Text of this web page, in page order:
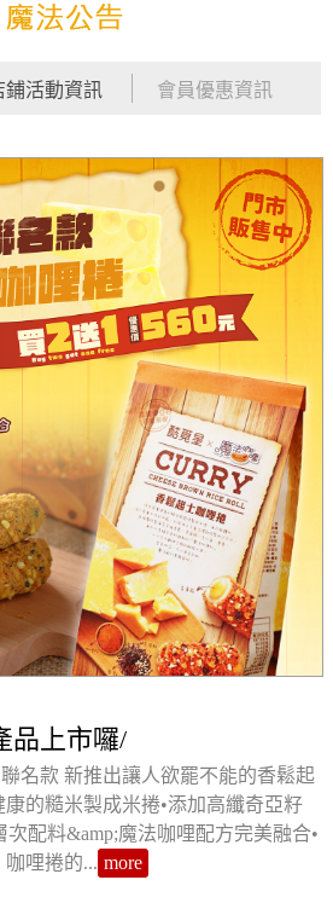
鋪活動資訊 會員優惠資訊
品上市囉/
名款 新推出讓人欲罷不能的香鬆起
康的糙米製成米捲•添加高纖奇亞籽
次配料&amp;魔法咖哩配方完美融合•
哩捲的... more